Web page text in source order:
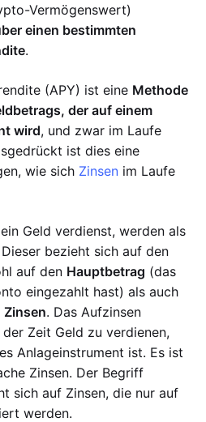
Vermögenswert)
einen bestimmten
.
(APY) ist eine Methode
der auf einem
wird, und zwar im Laufe
ist dies eine
wie sich Zinsen im Laufe
Geld verdienst, werden als
bezieht sich auf den
auf den Hauptbetrag (das
eingezahlt hast) als auch
Zinsen. Das Aufzinsen
Zeit Geld zu verdienen,
Anlageinstrument ist. Es ist
Zinsen. Der Begriff
sich auf Zinsen, die nur auf
werden.